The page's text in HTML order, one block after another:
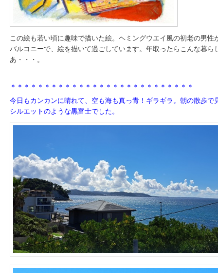
この絵も若い頃に趣味で描いた絵。ヘミングウエイ風の初老の男性
バルコニーで、絵を描いて過ごしています。年取ったらこんな暮ら
あ・・・。
＊＊＊＊＊＊＊＊＊＊＊＊＊＊＊＊＊＊＊＊＊＊＊＊＊＊＊
今日もカンカンに晴れて、空も海も真っ青！ギラギラ。朝の散歩で
シルエットのような黒富士でした。